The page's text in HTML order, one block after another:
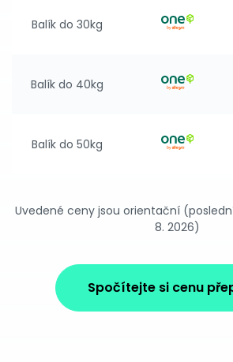
Balík do 30kg
Balík do 40kg
Balík do 50kg
Uvedené ceny jsou orientační
8. 2026)
Spočítejte si cenu